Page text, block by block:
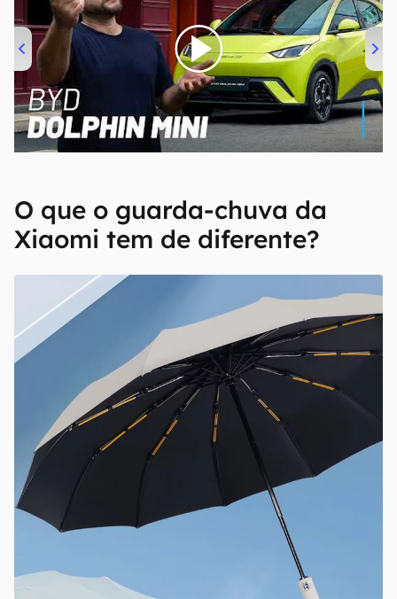
00:00/04:07
O que o guarda-chuva da
Xiaomi tem de diferente?